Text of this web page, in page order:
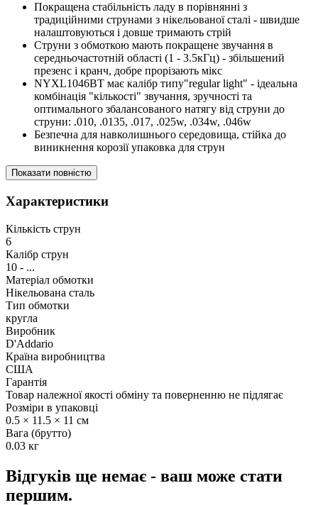
Покращена стабільність ладу в порівнянні з
традиційними струнами з нікельованої сталі - швидше
налаштовуються і довше тримають стрій
Струни з обмоткою мають покращене звучання в
середньочастотній області (1 - 3.5кГц) - збільшений
презенс і кранч, добре прорізають мікс
NYXL1046BT має калібр типу"regular light" - ідеальна
комбінація "кількості" звучання, зручності та
оптимального збалансованого натягу від струни до
струни: .010, .0135, .017, .025w, .034w, .046w
Безпечна для навколишнього середовища, стійка до
виникнення корозії упаковка для струн
Показати повністю
Характеристики
Кількість струн
6
Калібр струн
10 - ...
Матеріал обмотки
Нікельована сталь
Тип обмотки
кругла
Виробник
D'Addario
Країна виробництва
США
Гарантія
Товар належної якості обміну та поверненню не підлягає
Розміри в упаковці
0.5 × 11.5 × 11 см
Вага (брутто)
0.03 кг
Відгуків ще немає - ваш може стати
першим.